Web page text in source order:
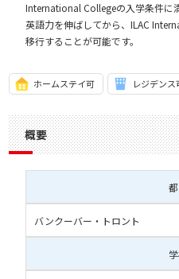
International Collegeの入学条件に
英語力を伸ばしてから、ILAC
移行することが可能です。
ホームステイ可 レジデンス
概要
バンクーバー・トロント